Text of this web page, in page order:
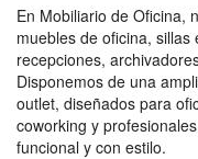
En Mobiliario de Oficina,
muebles de oficina,
recepciones,
Disponemos de una
outlet, diseñados para
coworking y
funcional y con estilo.